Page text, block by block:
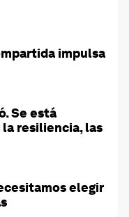
impulsa
Se está
resiliencia, las
elegir